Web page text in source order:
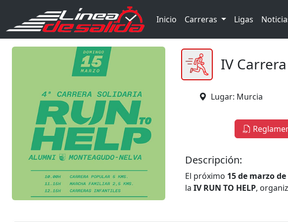
Inicio Carreras Ligas
IV
Lugar: Murcia
Descripción:
El próximo 15 de marzo de
laIV RUN TO HELP,
Asociación de Antiguos
Un evento deportivo y